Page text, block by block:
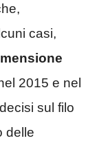
casi,
2015 e nel
sul filo
delle